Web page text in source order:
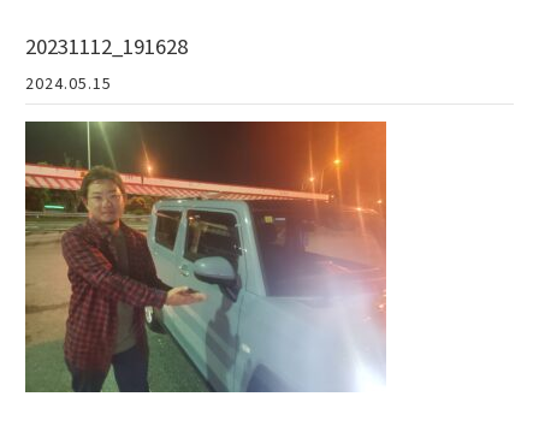
20231112_191628
2024.05.15